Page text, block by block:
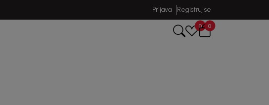
Prijava Registruj se
0 0